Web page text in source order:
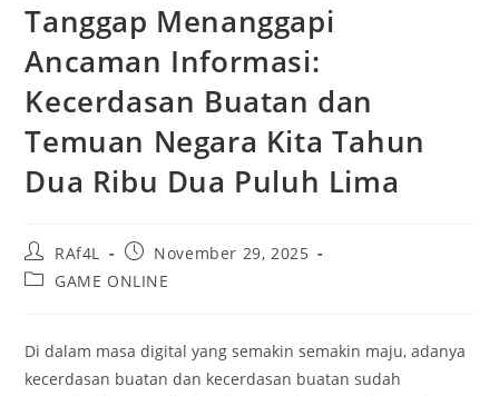
Tanggap Menanggapi
Ancaman Informasi:
Kecerdasan Buatan dan
Temuan Negara Kita Tahun
Dua Ribu Dua Puluh Lima
Post
author:
RAf4L
Post
published:
November 29, 2025
PostGAME ONLINE
Di dalam masa digital yang semakin semakin maju, adanya
kecerdasan buatan dan kecerdasan buatan sudah